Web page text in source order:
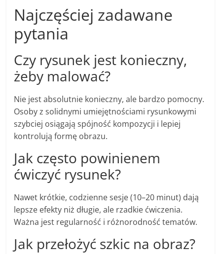
Najczęściej zadawane
pytania
Czy rysunek jest konieczny,
żeby malować?
Nie jest absolutnie konieczny, ale bardzo pomocny.
Osoby z solidnymi umiejętnościami rysunkowymi
szybciej osiągają spójność kompozycji i lepiej
kontrolują formę obrazu.
Jak często powinienem
ćwiczyć rysunek?
Nawet krótkie, codzienne sesje (10–20 minut) dają
lepsze efekty niż długie, ale rzadkie ćwiczenia.
Ważna jest regularność i różnorodność tematów.
Jak przełożyć szkic na obraz?